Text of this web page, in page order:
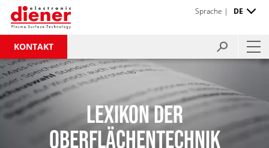
KONTAKT
Sprache | DE
LEXIKON DER
OBERFLÄCHENTECHNIK